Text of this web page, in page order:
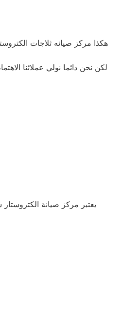
هكذا مركز صيانه ثلاجات
لكن نحن دائما نولي عملائنا
يعتبر مركز صيانة